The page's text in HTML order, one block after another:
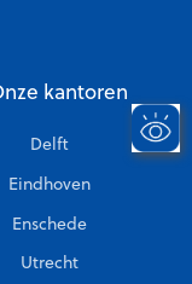
kantoren
Delft
Eindhoven
Enschede
Utrecht